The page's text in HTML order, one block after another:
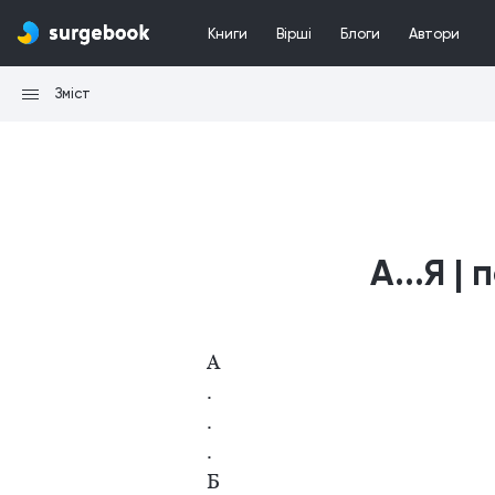
Книги Вірші Блоги Автори
Зміст
А...Я |
А
.
.
.
Б